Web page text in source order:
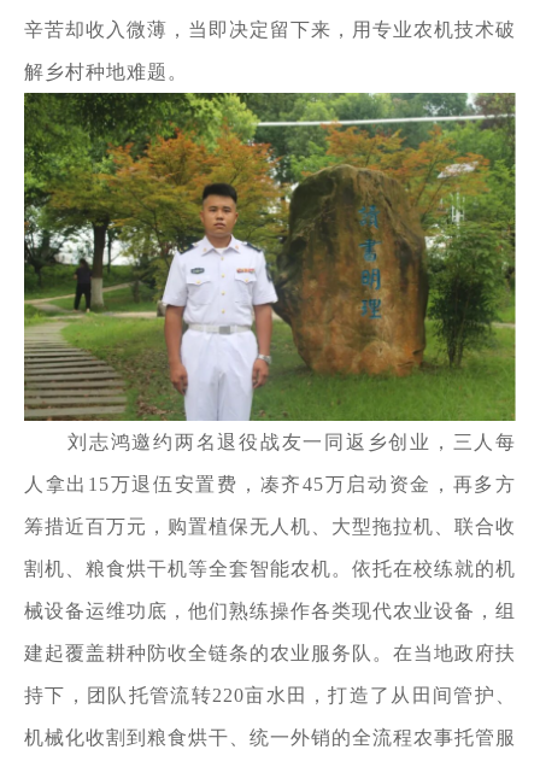
辛苦却收入微薄，当即决定留下来，用专业农机技术破
解乡村种地难题。
刘志鸿邀约两名退役战友一同返乡创业，三人每
人拿出 15万退伍安置费，凑齐45万启动资金，再多方
筹措近百万元，购置植保无人机、大型拖拉机、联合收
割机、粮食烘干机等全套智能农机。依托在校练就的机
械设备运维功底，他们熟练操作各类现代农业设备，组
建起覆盖耕种防收全链条的农业服务队。在当地政府扶
持下，团队托管流转220亩水田，打造了从田间管护、
机械化收割到粮食烘干、统一外销的全流程农事托管服